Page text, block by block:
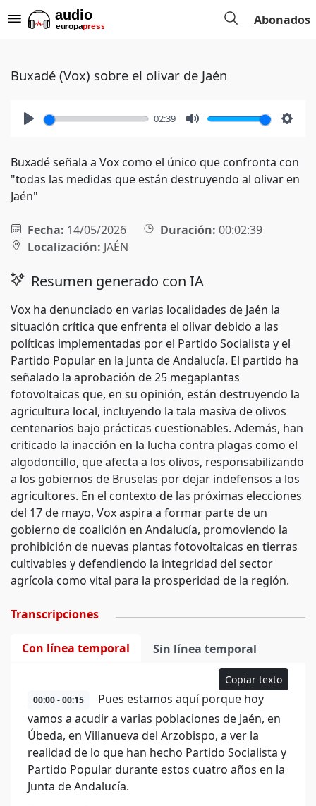
Abonados
Buxadé (Vox) sobre el olivar de Jaén
02:39
Buxadé señala a Vox como el único que confronta con
"todas las medidas que están destruyendo al olivar en
Jaén"
Fecha: 14/05/2026 Duración: 00:02:39
Localización: JAÉN
Resumen generado con IA
Vox ha denunciado en varias localidades de Jaén la
situación crítica que enfrenta el olivar debido a las
políticas implementadas por el Partido Socialista y el
Partido Popular en la Junta de Andalucía. El partido ha
señalado la aprobación de 25 megaplantas
fotovoltaicas que, en su opinión, están destruyendo la
agricultura local, incluyendo la tala masiva de olivos
centenarios bajo prácticas cuestionables. Además, han
criticado la inacción en la lucha contra plagas como el
algodoncillo, que afecta a los olivos, responsabilizando
a los gobiernos de Bruselas por dejar indefensos a los
agricultores. En el contexto de las próximas elecciones
del 17 de mayo, Vox aspira a formar parte de un
gobierno de coalición en Andalucía, promoviendo la
prohibición de nuevas plantas fotovoltaicas en tierras
cultivables y defendiendo la integridad del sector
agrícola como vital para la prosperidad de la región.
Transcripciones
Con línea temporal Sin línea temporal
Copiar texto
00:00 - 00:15
Pues estamos aquí porque hoy
vamos a acudir a varias poblaciones de Jaén, en
Úbeda, en Villanueva del Arzobispo, a ver la
realidad de lo que han hecho Partido Socialista y
Partido Popular durante estos cuatro años en la
Junta de Andalucía.